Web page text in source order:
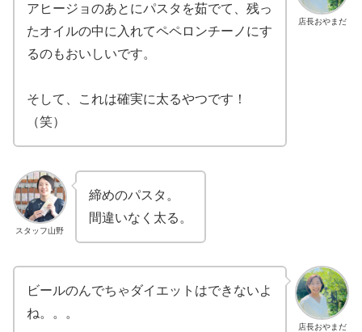
店長おやまだ
アヒージョのあとにパスタを茹でて、残っ
たオイルの中に入れてペペロンチーノにす
るのもおいしいです。
そして、これは確実に太るやつです！
（笑）
スタッフ山野
締めのパスタ。
間違いなく太る。
店長おやまだ
ビールのんでちゃダイエットはできないよ
ね。。。